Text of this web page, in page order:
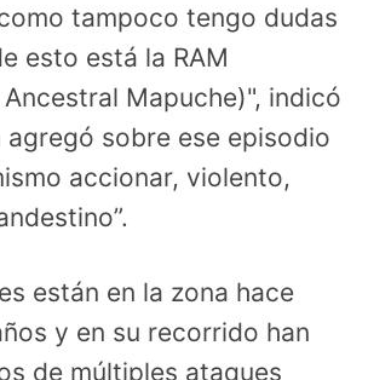
tampoco tengo dudas
esto está la RAM
Mapuche)", indicó
agregó sobre ese episodio
accionar, violento,
están en la zona hace
y en su recorrido han
de múltiples ataques